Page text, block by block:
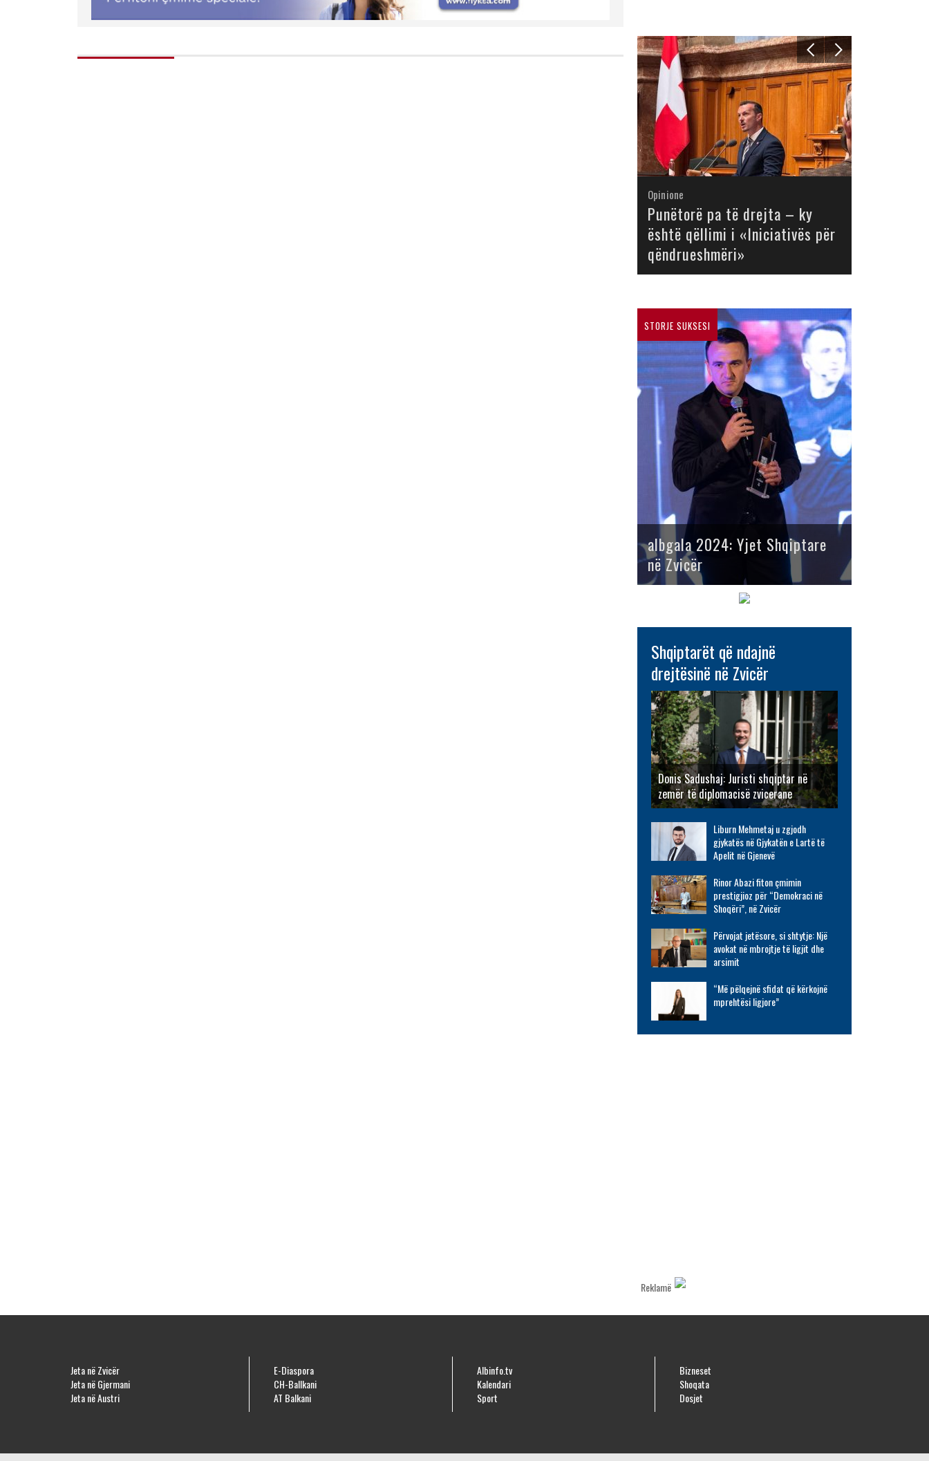
Opinione
Opinione
Punëtorë pa të drejta – ky
është qëllimi i «Iniciativës për
qëndrueshmëri»
Opinione
Opinione
Opinione
Opinione
Opinione
Opinione
STORJE SUKSESI
albgala 2024: Yjet Shqiptare
në Zvicër
Shqiptarët që ndajnë
drejtësinë në Zvicër
Donis Sadushaj: Juristi shqiptar në
zemër të diplomacisë zvicerane
Liburn Mehmetaj u zgjodh
gjykatës në Gjykatën e Lartë të
Apelit në Gjenevë
Rinor Abazi fiton çmimin
prestigjioz për “Demokraci në
Shoqëri”, në Zvicër
Përvojat jetësore, si shtytje: Një
avokat në mbrojtje të ligjit dhe
arsimit
“Më pëlqejnë sfidat që kërkojnë
mprehtësi ligjore”
Reklamë
Jeta në Zvicër
Jeta në Gjermani
Jeta në Austri
E-Diaspora
CH-Ballkani
AT Balkani
Albinfo.tv
Kalendari
Sport
Bizneset
Shoqata
Dosjet